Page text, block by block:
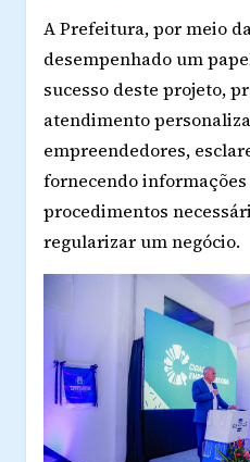
A Prefeitura, por meio
desempenhado um
sucesso deste projeto,
atendimento
empreendedores,
fornecendo informações
procedimentos
regularizar um negócio.